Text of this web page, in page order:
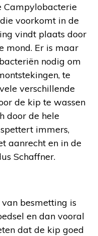
Campylobacterie
voorkomt in de
vindt plaats door
mond. Er is maar
nodig om
te
verschillende
de kip te wassen
door de hele
immers,
aanrecht en in de
Schaffner.
besmetting is
en dan vooral
dat de kip goed